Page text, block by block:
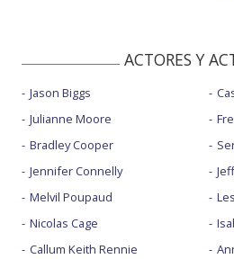
ACTORES Y
Jason Biggs
Julianne Moore
Bradley Cooper
Jennifer Connelly
Melvil Poupaud
Nicolas Cage
Callum Keith Rennie